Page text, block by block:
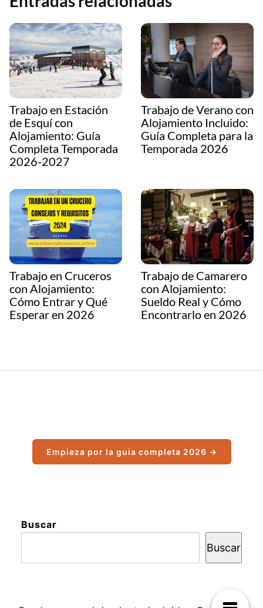
Trabajo en Estación
de Esquí con
Alojamiento: Guía
Completa Temporada
2026-2027
Trabajo de Verano con
Alojamiento Incluido:
Guía Completa para la
Temporada 2026
Trabajo en Cruceros
con Alojamiento:
Cómo Entrar y Qué
Esperar en 2026
Trabajo de Camarero
con Alojamiento:
Sueldo Real y Cómo
Encontrarlo en 2026
Empieza por la guia completa 2026 →
Buscar
Buscar